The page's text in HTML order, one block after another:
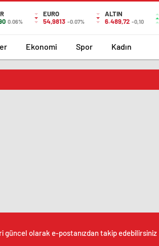
0.06%
EURO
54,9813 -0.07%
ALTIN
6.489,72 -0,10
Ekonomi Spor Kadın
güncel olarak e-postanızdan takip edebilirsiniz